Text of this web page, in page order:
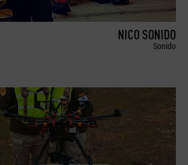
NICO SONIDO
Sonido